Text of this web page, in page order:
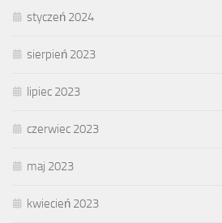
styczeń 2024
sierpień 2023
lipiec 2023
czerwiec 2023
maj 2023
kwiecień 2023